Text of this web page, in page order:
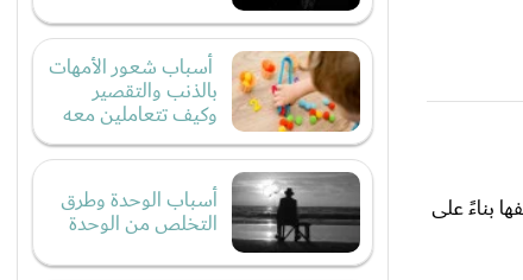
بناءً على
أسباب شعور الأمهات
بالذنب والتقصير
وكيف تتعاملين معه
أسباب الوحدة وطرق
التخلص من الوحدة